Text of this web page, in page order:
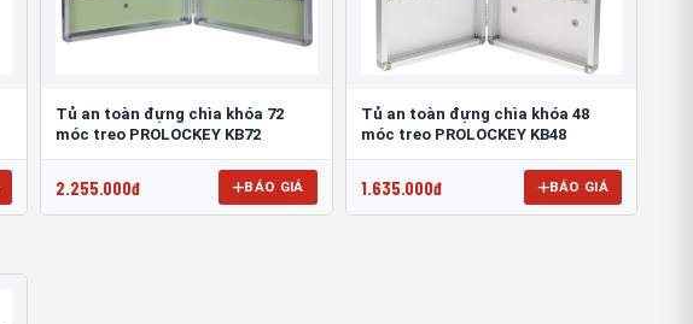
Tủ an toàn đựng chìa khóa 72
móc treo PROLOCKEY KB72
2.255.000đ BÁO GIÁ
Tủ an toàn đựng chìa khóa 48
móc treo PROLOCKEY KB48
1.635.000đ BÁO GIÁ